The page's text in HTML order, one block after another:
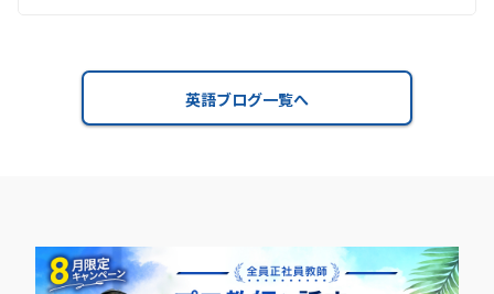
英語ブログ一覧へ